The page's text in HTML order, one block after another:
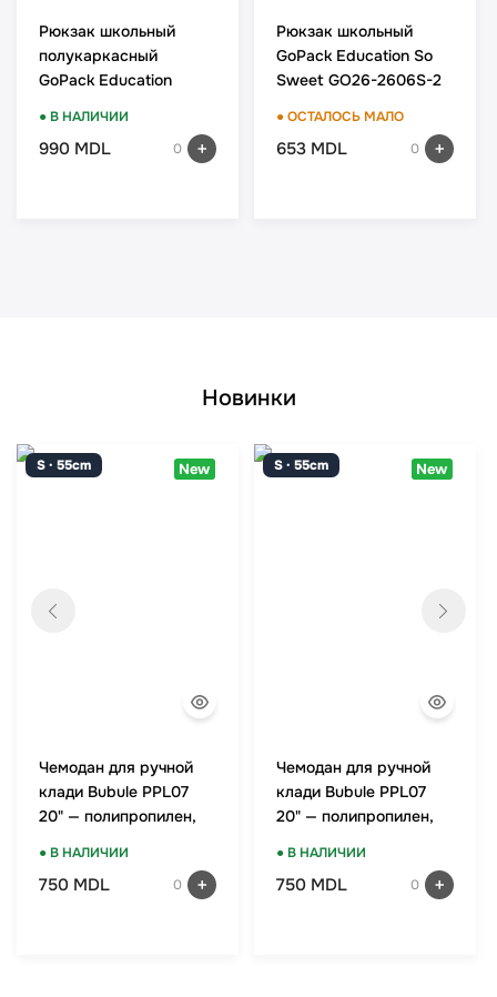
Рюкзак школьный
полукаркасный
GoPack Education
● В НАЛИЧИИ
990 MDL 0
Рюкзак школьный
GoPack Education So
Sweet GO26-2606S-2
● ОСТАЛОСЬ МАЛО
653 MDL 0
Новинки
S · 55cm New
Чемодан для ручной
клади Bubule PPL07
20" — полипропилен,
● В НАЛИЧИИ
750 MDL 0
S · 55cm New
Чемодан для ручной
клади Bubule PPL07
20" — полипропилен,
● В НАЛИЧИИ
750 MDL 0